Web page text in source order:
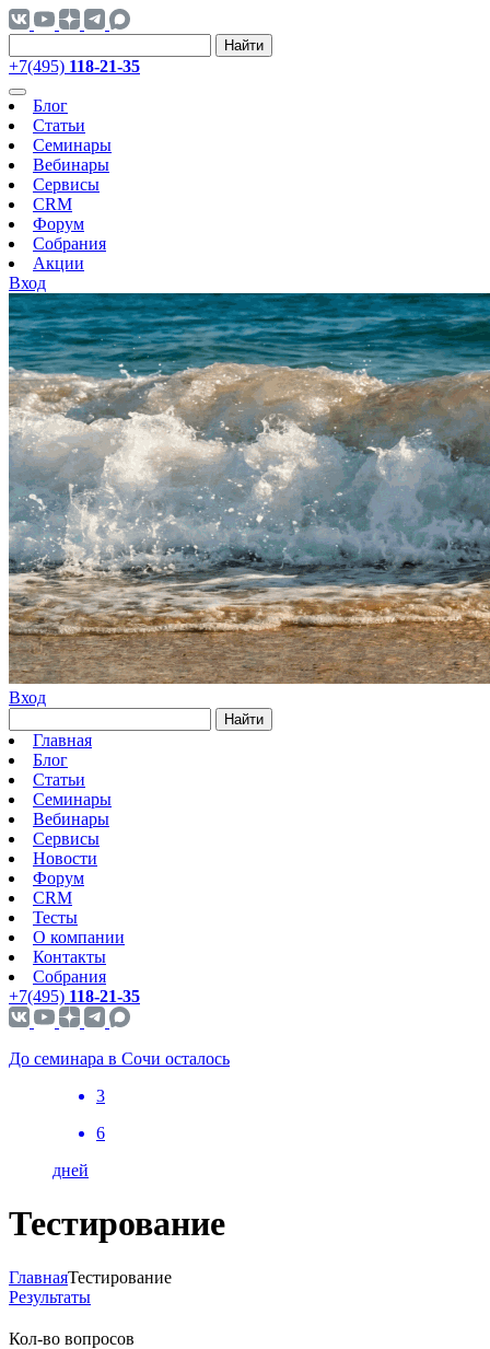
Найти
+7(495) 118-21-35
Блог
Статьи
Семинары
Вебинары
Сервисы
CRM
Форум
Собрания
Акции
Вход
Вход
Найти
Главная
Блог
Статьи
Семинары
Вебинары
Сервисы
Новости
Форум
CRM
Тесты
О компании
Контакты
Собрания
+7(495) 118-21-35
До семинара в Сочи осталось
3
6
дней
Тестирование
ГлавнаяТестирование
Результаты
Кол-во вопросов